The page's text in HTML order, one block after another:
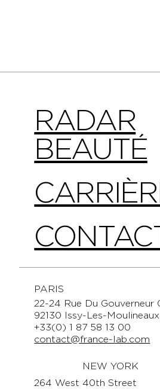
RADAR
BEAUTÉ
PARIS
22-24 Rue Du Gouverneur
92130 Issy-Les-Moulineaux
+33(0) 1 87 58 13 00
contact@france-lab.com
NEW YORK
264 West 40th Street